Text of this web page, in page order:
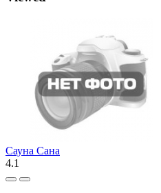
Сауна Сана
4.1